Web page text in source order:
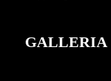
GALLERIA